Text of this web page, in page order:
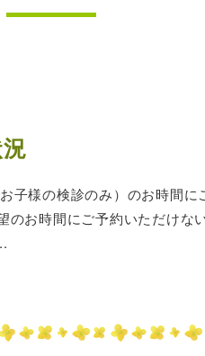
子様の検診のみ）のお時間
お時間にご予約いただけな